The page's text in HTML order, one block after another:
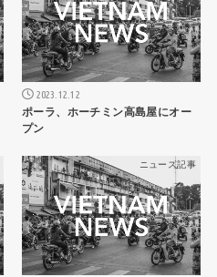
2023.12.12
ポーラ、ホーチミン高島屋にオー
プン
ニュース記事